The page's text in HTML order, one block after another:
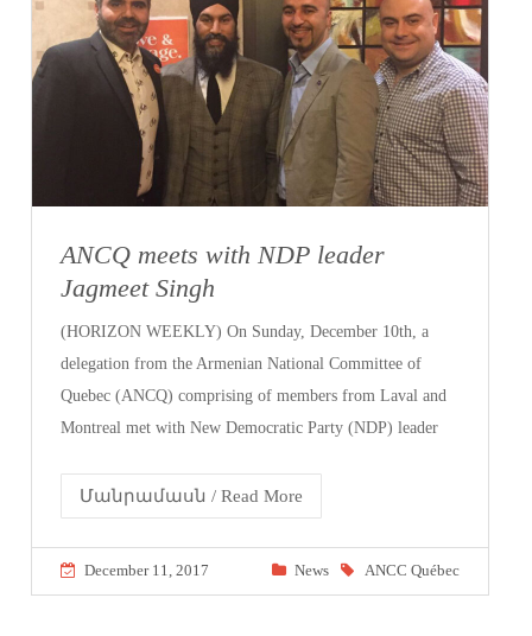
ANCQ meets with NDP leader
Jagmeet Singh
(HORIZON WEEKLY) On Sunday, December 10th, a
delegation from the Armenian National Committee of
Quebec (ANCQ) comprising of members from Laval and
Montreal met with New Democratic Party (NDP) leader
Մանրամասն / Read More
December 11, 2017 News ANCC Québec